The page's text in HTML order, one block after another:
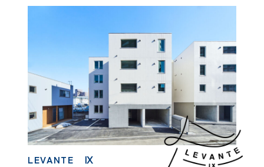
LEVANTE Ⅸ